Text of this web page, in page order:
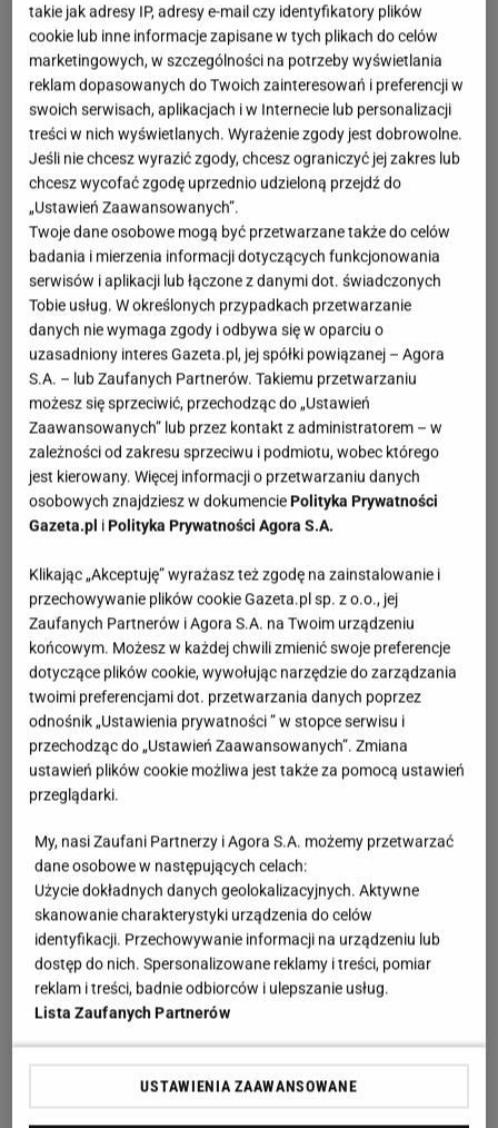
wygodę, jaką oferują, nosimy je przez cały rok.
Cenimy je za obietnicę całodziennego komfortu oraz
przepięknedesigny. I choć od dłuższego czasu na
szczytach modowych trendów znajdował się model
Samba marki Adidas, to w nadchodzącym sezonie
ustępuje on podium innym, równie obłędnym
butom.
takie jak adresy IP, adresy e-mail czy identyfikatory plików
cookie lub inne informacje zapisane w tych plikach do celów
marketingowych, w szczególności na potrzeby wyświetlania
reklam dopasowanych do Twoich zainteresowań i preferencji w
swoich serwisach, aplikacjach i w Internecie lub personalizacji
treści w nich wyświetlanych. Wyrażenie zgody jest dobrowolne.
Jeśli nie chcesz wyrazić zgody, chcesz ograniczyć jej zakres lub
chcesz wycofać zgodę uprzednio udzieloną przejdź do
„Ustawień Zaawansowanych”.
Twoje dane osobowe mogą być przetwarzane także do celów
badania i mierzenia informacji dotyczących funkcjonowania
serwisów i aplikacji lub łączone z danymi dot. świadczonych
Tobie usług. W określonych przypadkach przetwarzanie
danych nie wymaga zgody i odbywa się w oparciu o
uzasadniony interes Gazeta.pl, jej spółki powiązanej – Agora
S.A. – lub Zaufanych Partnerów. Takiemu przetwarzaniu
możesz się sprzeciwić, przechodząc do „Ustawień
Zaawansowanych” lub przez kontakt z administratorem – w
zależności od zakresu sprzeciwu i podmiotu, wobec którego
jest kierowany. Więcej informacji o przetwarzaniu danych
osobowych znajdziesz w dokumenciePolityka Prywatności
Gazeta.pl iPolityka Prywatności Agora S.A.
Klikając „Akceptuję” wyrażasz też zgodę na zainstalowanie i
przechowywanie plików cookie Gazeta.pl sp. z o.o., jej
Zaufanych Partnerów i Agora S.A. na Twoim urządzeniu
końcowym. Możesz w każdej chwili zmienić swoje preferencje
dotyczące plików cookie, wywołując narzędzie do zarządzania
twoimi preferencjami dot. przetwarzania danych poprzez
odnośnik „Ustawienia prywatności ” w stopce serwisu i
przechodząc do „Ustawień Zaawansowanych”. Zmiana
ustawień plików cookie możliwa jest także za pomocą ustawień
przeglądarki.
My, nasi Zaufani Partnerzy i Agora S.A. możemy przetwarzać
dane osobowe w następujących celach:
Użycie dokładnych danych geolokalizacyjnych. Aktywne
skanowanie charakterystyki urządzenia do celów
identyfikacji. Przechowywanie informacji na urządzeniu lub
dostęp do nich. Spersonalizowane reklamy i treści, pomiar
reklam i treści, badnie odbiorców i ulepszanie usług.
Lista Zaufanych Partnerów
USTAWIENIA ZAAWANSOWANE